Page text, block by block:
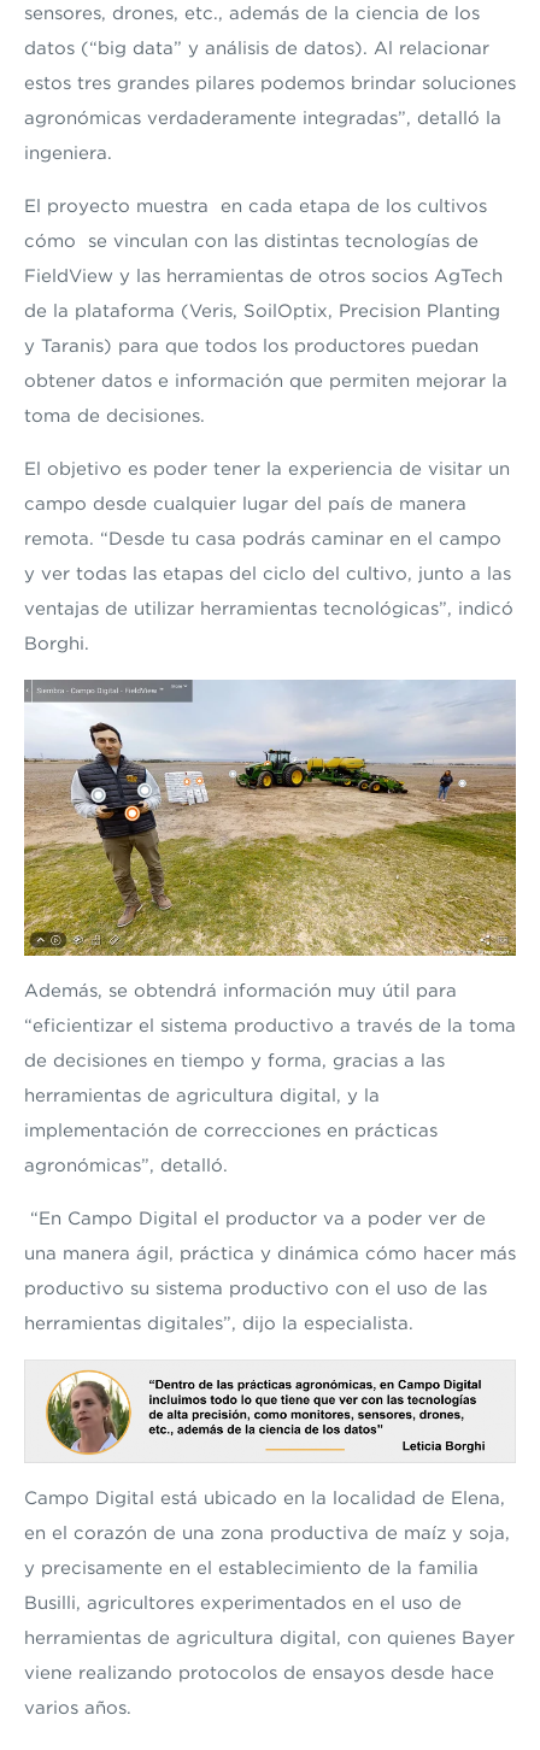
sensores, drones, etc., además de la ciencia de los
datos (“big data” y análisis de datos). Al relacionar
estos tres grandes pilares podemos brindar soluciones
agronómicas verdaderamente integradas”, detalló la
ingeniera.
El proyecto muestra en cada etapa de los cultivos
cómo se vinculan con las distintas tecnologías de
FieldView y las herramientas de otros socios AgTech
de la plataforma (Veris, SoilOptix, Precision Planting
y Taranis) para que todos los productores puedan
obtener datos e información que permiten mejorar la
toma de decisiones.
El objetivo es poder tener la experiencia de visitar un
campo desde cualquier lugar del país de manera
remota. “Desde tu casa podrás caminar en el campo
y ver todas las etapas del ciclo del cultivo, junto a las
ventajas de utilizar herramientas tecnológicas”, indicó
Borghi.
Además, se obtendrá información muy útil para
“eficientizar el sistema productivo a través de la toma
de decisiones en tiempo y forma, gracias a las
herramientas de agricultura digital, y la
implementación de correcciones en prácticas
agronómicas”, detalló.
“En Campo Digital el productor va a poder ver de
una manera ágil, práctica y dinámica cómo hacer más
productivo su sistema productivo con el uso de las
herramientas digitales”, dijo la especialista.
Campo Digital está ubicado en la localidad de Elena,
en el corazón de una zona productiva de maíz y soja,
y precisamente en el establecimiento de la familia
Busilli, agricultores experimentados en el uso de
herramientas de agricultura digital, con quienes Bayer
viene realizando protocolos de ensayos desde hace
varios años.